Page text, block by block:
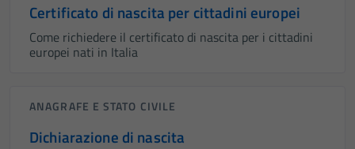
Certificato di nascita per cittadini europei
Come richiedere il certificato di nascita per i cittadini
europei nati in Italia
ANAGRAFE E STATO CIVILE
Dichiarazione di nascita